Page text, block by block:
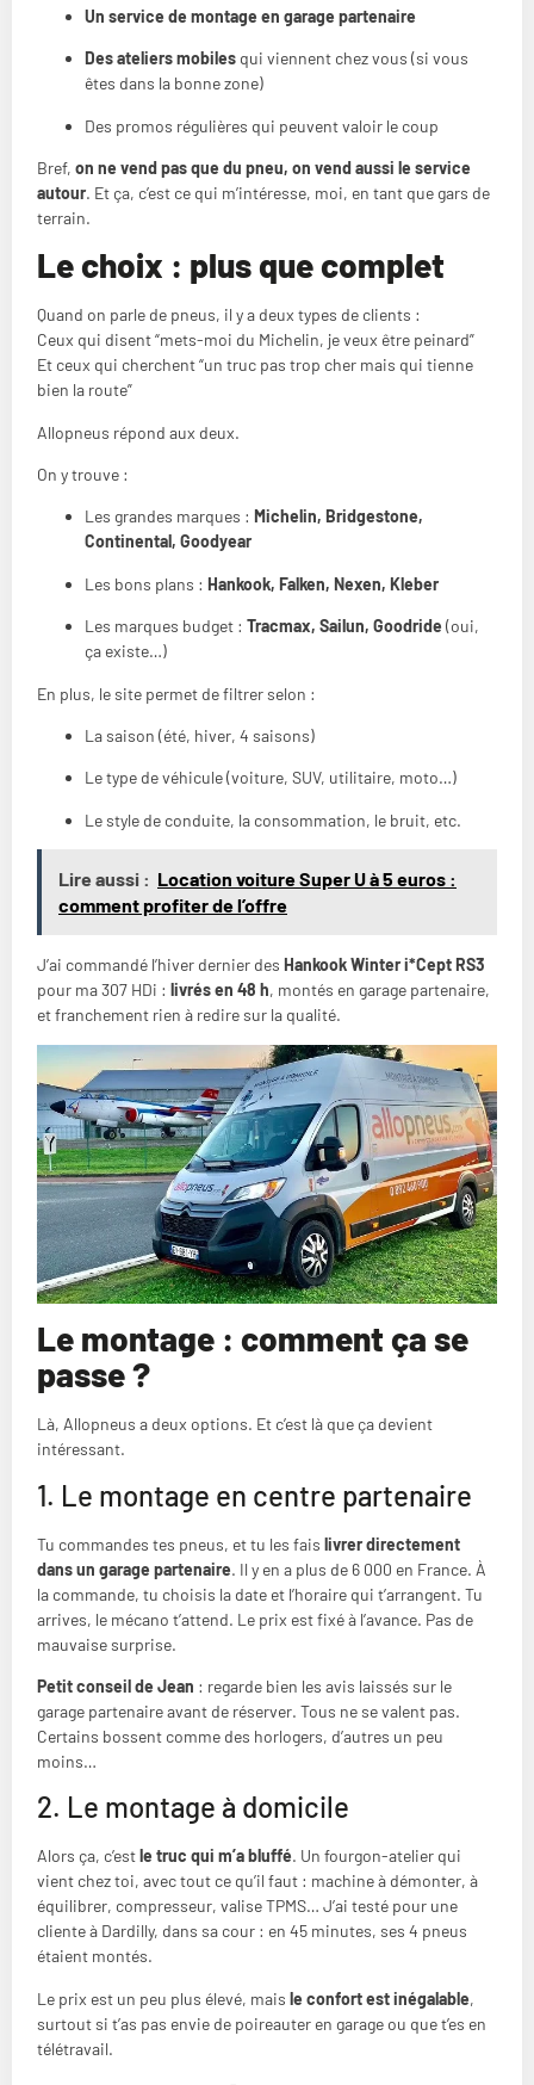
Un service de montage en garage partenaire
Des ateliers mobiles qui viennent chez vous (si vous
êtes dans la bonne zone)
Des promos régulières qui peuvent valoir le coup
Bref, on ne vend pas que du pneu, on vend aussi le service
autour. Et ça, c’est ce qui m’intéresse, moi, en tant que gars de
terrain.
Le choix : plus que complet
Quand on parle de pneus, il y a deux types de clients :
Ceux qui disent “mets-moi du Michelin, je veux être peinard”
Et ceux qui cherchent “un truc pas trop cher mais qui tienne
bien la route”
Allopneus répond aux deux.
On y trouve :
Les grandes marques : Michelin, Bridgestone,
Continental, Goodyear
Les bons plans : Hankook, Falken, Nexen, Kleber
Les marques budget : Tracmax, Sailun, Goodride (oui,
ça existe…)
En plus, le site permet de filtrer selon :
La saison (été, hiver, 4 saisons)
Le type de véhicule (voiture, SUV, utilitaire, moto…)
Le style de conduite, la consommation, le bruit, etc.
Lire aussi : Location voiture Super U à 5 euros :
comment profiter de l’offre
J’ai commandé l’hiver dernier des Hankook Winter i*Cept RS3
pour ma 307 HDi : livrés en 48 h, montés en garage partenaire,
et franchement rien à redire sur la qualité.
Le montage : comment ça se
passe ?
Là, Allopneus a deux options. Et c’est là que ça devient
intéressant.
1. Le montage en centre partenaire
Tu commandes tes pneus, et tu les fais livrer directement
dans un garage partenaire. Il y en a plus de 6 000 en France. À
la commande, tu choisis la date et l’horaire qui t’arrangent. Tu
arrives, le mécano t’attend. Le prix est fixé à l’avance. Pas de
mauvaise surprise.
Petit conseil de Jean : regarde bien les avis laissés sur le
garage partenaire avant de réserver. Tous ne se valent pas.
Certains bossent comme des horlogers, d’autres un peu
moins…
2. Le montage à domicile
Alors ça, c’estle truc qui m’a bluffé. Un fourgon-atelier qui
vient chez toi, avec tout ce qu’il faut : machine à démonter, à
équilibrer, compresseur, valise TPMS… J’ai testé pour une
cliente à Dardilly, dans sa cour : en 45 minutes, ses 4 pneus
étaient montés.
Le prix est un peu plus élevé, mais le confort est inégalable,
surtout si t’as pas envie de poireauter en garage ou que t’es en
télétravail.